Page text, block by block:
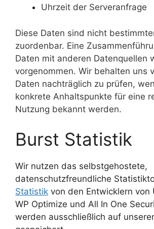
Uhrzeit der Serveranfrage
Diese Daten sind nicht
zuordenbar. Eine
Daten mit anderen Datenquellen
vorgenommen. Wir behalten uns
Daten nachträglich zu prüfen,
konkrete Anhaltspunkte für eine
Nutzung bekannt werden.
Burst Statistik
Wir nutzen das selbstgehostete,
datenschutzfreundliche
Statistik von den Entwicklern von
WP Optimize und All In One
werden ausschließlich auf